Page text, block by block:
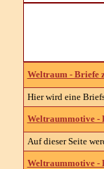
Weltraum - Briefe
Hier wird eine
Weltraummotive -
Auf dieser Seite
Weltraummotive -